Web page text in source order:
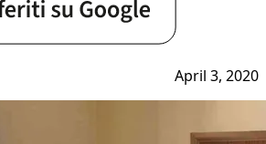
April 3, 2020